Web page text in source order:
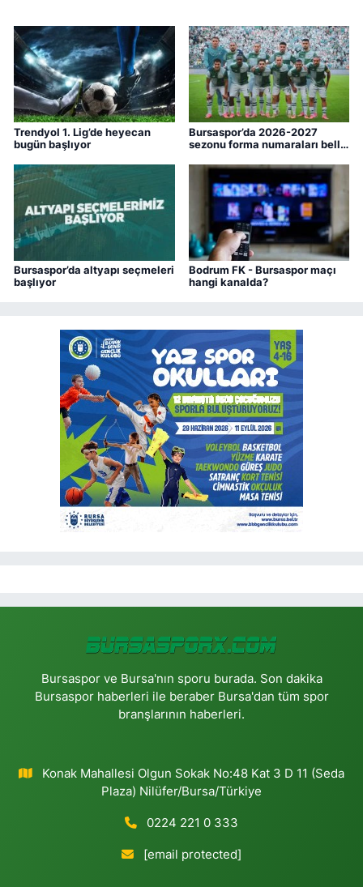
Trendyol 1. Lig’de heyecan
bugün başlıyor
Bursaspor’da 2026-2027
sezonu forma numaraları belli
Bursaspor’da altyapı seçmeleri
başlıyor
Bodrum FK - Bursaspor maçı
hangi kanalda?
Bursaspor ve Bursa'nın sporu burada. Son dakika
Bursaspor haberleri ile beraber Bursa'dan tüm spor
branşlarının haberleri.
Konak Mahallesi Olgun Sokak No:48 Kat 3 D 11 (Seda
Plaza) Nilüfer/Bursa/Türkiye
0224 221 0 333
[email protected]